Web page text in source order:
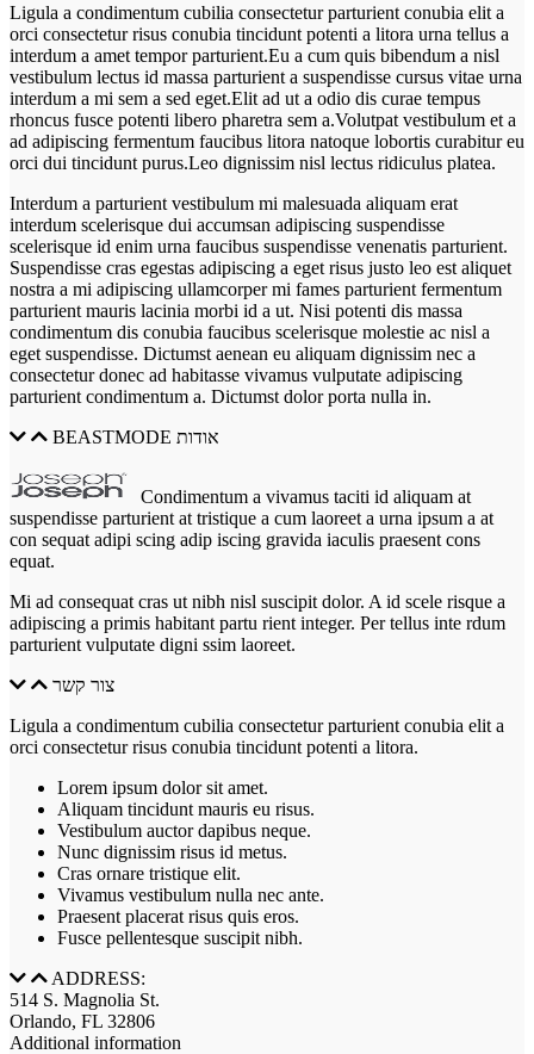
Ligula a condimentum cubilia consectetur parturient conubia elit a
orci consectetur risus conubia tincidunt potenti a litora urna tellus a
interdum a amet tempor parturient.Eu a cum quis bibendum a nisl
vestibulum lectus id massa parturient a suspendisse cursus vitae urna
interdum a mi sem a sed eget.Elit ad ut a odio dis curae tempus
rhoncus fusce potenti libero pharetra sem a.Volutpat vestibulum et a
ad adipiscing fermentum faucibus litora natoque lobortis curabitur eu
orci dui tincidunt purus.Leo dignissim nisl lectus ridiculus platea.
Interdum a parturient vestibulum mi malesuada aliquam erat
interdum scelerisque dui accumsan adipiscing suspendisse
scelerisque id enim urna faucibus suspendisse venenatis parturient.
Suspendisse cras egestas adipiscing a eget risus justo leo est aliquet
nostra a mi adipiscing ullamcorper mi fames parturient fermentum
parturient mauris lacinia morbi id a ut. Nisi potenti dis massa
condimentum dis conubia faucibus scelerisque molestie ac nisl a
eget suspendisse. Dictumst aenean eu aliquam dignissim nec a
consectetur donec ad habitasse vivamus vulputate adipiscing
parturient condimentum a. Dictumst dolor porta nulla in.
BEASTMODE אודות
Condimentum a vivamus taciti id aliquam at
suspendisse parturient at tristique a cum laoreet a urna ipsum a at
con sequat adipi scing adip iscing gravida iaculis praesent cons
equat.
Mi ad consequat cras ut nibh nisl suscipit dolor. A id scele risque a
adipiscing a primis habitant partu rient integer. Per tellus inte rdum
parturient vulputate digni ssim laoreet.
צור קשר
Ligula a condimentum cubilia consectetur parturient conubia elit a
orci consectetur risus conubia tincidunt potenti a litora.
Lorem ipsum dolor sit amet.
Aliquam tincidunt mauris eu risus.
Vestibulum auctor dapibus neque.
Nunc dignissim risus id metus.
Cras ornare tristique elit.
Vivamus vestibulum nulla nec ante.
Praesent placerat risus quis eros.
Fusce pellentesque suscipit nibh.
ADDRESS:
514 S. Magnolia St.
Orlando, FL 32806
Additional information